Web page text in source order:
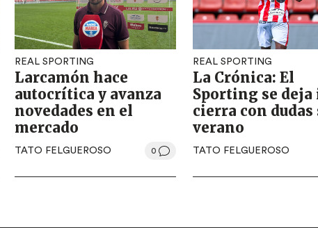
REAL SPORTING
Larcamón hace
autocrítica y avanza
novedades en el
mercado
TATO FELGUEROSO 0
REAL SPORTING
La Crónica: El
Sporting se deja
cierra con dudas
verano
TATO FELGUEROSO